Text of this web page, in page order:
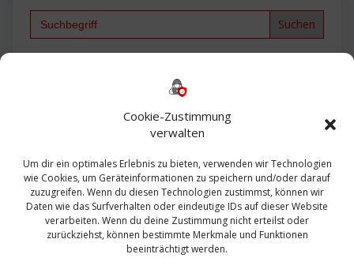
Cookie-Zustimmung
verwalten
Um dir ein optimales Erlebnis zu bieten, verwenden wir Technologien
wie Cookies, um Geräteinformationen zu speichern und/oder darauf
zuzugreifen. Wenn du diesen Technologien zustimmst, können wir
Daten wie das Surfverhalten oder eindeutige IDs auf dieser Website
verarbeiten. Wenn du deine Zustimmung nicht erteilst oder
zurückziehst, können bestimmte Merkmale und Funktionen
beeinträchtigt werden.
Search
Bautagebuch
Exchange firewall Fritzbox
Microsoft
Sanierung SBS Security Server Sicherheit
Sicherung SIEM Sophos SSL Ubuntu
Update Upgrade UTM VCenter VCSA Veeam
VMWare VPN WAZUH Windows
Zertifikat